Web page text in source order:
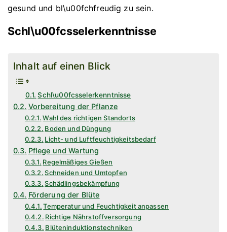
gesund und bl\u00fchfreudig zu sein.
Schl\u00fcsselerkenntnisse
Inhalt auf einen Blick
Schl\u00fcsselerkenntnisse
Vorbereitung der Pflanze
Wahl des richtigen Standorts
Boden und Düngung
Licht- und Luftfeuchtigkeitsbedarf
Pflege und Wartung
Regelmäßiges Gießen
Schneiden und Umtopfen
Schädlingsbekämpfung
Förderung der Blüte
Temperatur und Feuchtigkeit anpassen
Richtige Nährstoffversorgung
Blüteninduktionstechniken